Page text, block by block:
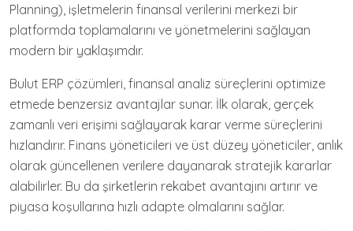
Planning), işletmelerin finansal verilerini merkezi bir
platformda toplamalarını ve yönetmelerini sağlayan
modern bir yaklaşımdır.
Bulut ERP çözümleri, finansal analiz süreçlerini optimize
etmede benzersiz avantajlar sunar. İlk olarak, gerçek
zamanlı veri erişimi sağlayarak karar verme süreçlerini
hızlandırır. Finans yöneticileri ve üst düzey yöneticiler, anlık
olarak güncellenen verilere dayanarak stratejik kararlar
alabilirler. Bu da şirketlerin rekabet avantajını artırır ve
piyasa koşullarına hızlı adapte olmalarını sağlar.